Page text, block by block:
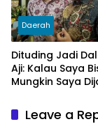
Daerah
Dituding Jadi
Aji: Kalau Saya
Mungkin Saya
Leave a